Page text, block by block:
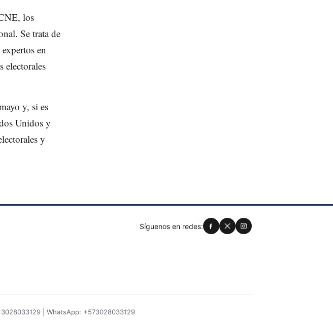
los
Se trata de
en
electorales
y, si es
Unidos y
y
Síguenos en redes:
| WhatsApp: +573028033129